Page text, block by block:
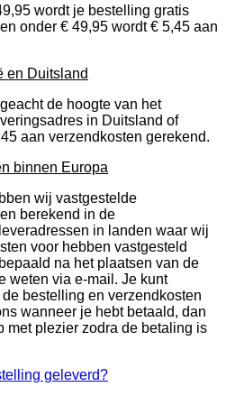
wordt je bestelling gratis
onder € 49,95 wordt € 5,45 aan
en Duitsland
de hoogte van het
in Duitsland of
aan verzendkosten gerekend.
binnen Europa
wij vastgestelde
berekend in de
in landen waar wij
voor hebben vastgesteld
na het plaatsen van de
weten via e-mail. Je kunt
bestelling en verzendkosten
wanneer je hebt betaald, dan
met plezier zodra de betaling is
geleverd?